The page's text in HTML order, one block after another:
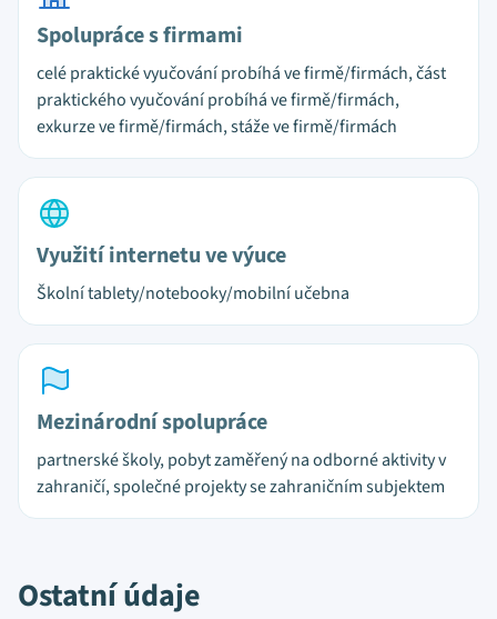
Spolupráce s firmami
celé praktické vyučování probíhá ve firmě/firmách, část
praktického vyučování probíhá ve firmě/firmách,
exkurze ve firmě/firmách, stáže ve firmě/firmách
Využití internetu ve výuce
Školní tablety/notebooky/mobilní učebna
Mezinárodní spolupráce
partnerské školy, pobyt zaměřený na odborné aktivity v
zahraničí, společné projekty se zahraničním subjektem
Ostatní údaje